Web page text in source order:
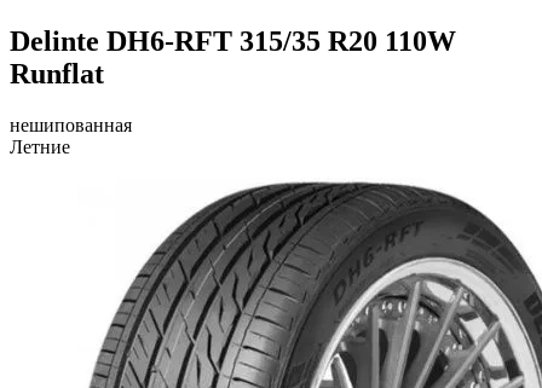
Delinte DH6-RFT 315/35 R20 110W
Runflat
нешипованная
Летние